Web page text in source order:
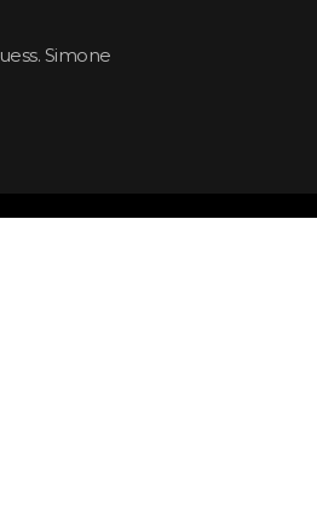
Simone